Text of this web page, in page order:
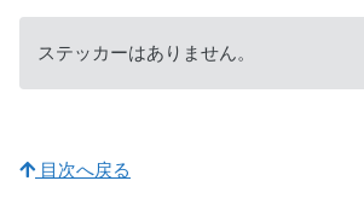
ステッカーはありません。
目次へ戻る